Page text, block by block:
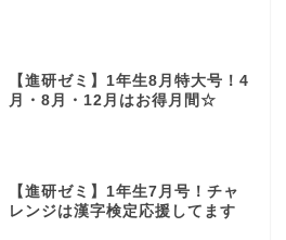
【進研ゼミ】1年生8月特大号！4
月・8月・12月はお得月間☆
【進研ゼミ】1年生7月号！チャ
レンジは漢字検定応援してます